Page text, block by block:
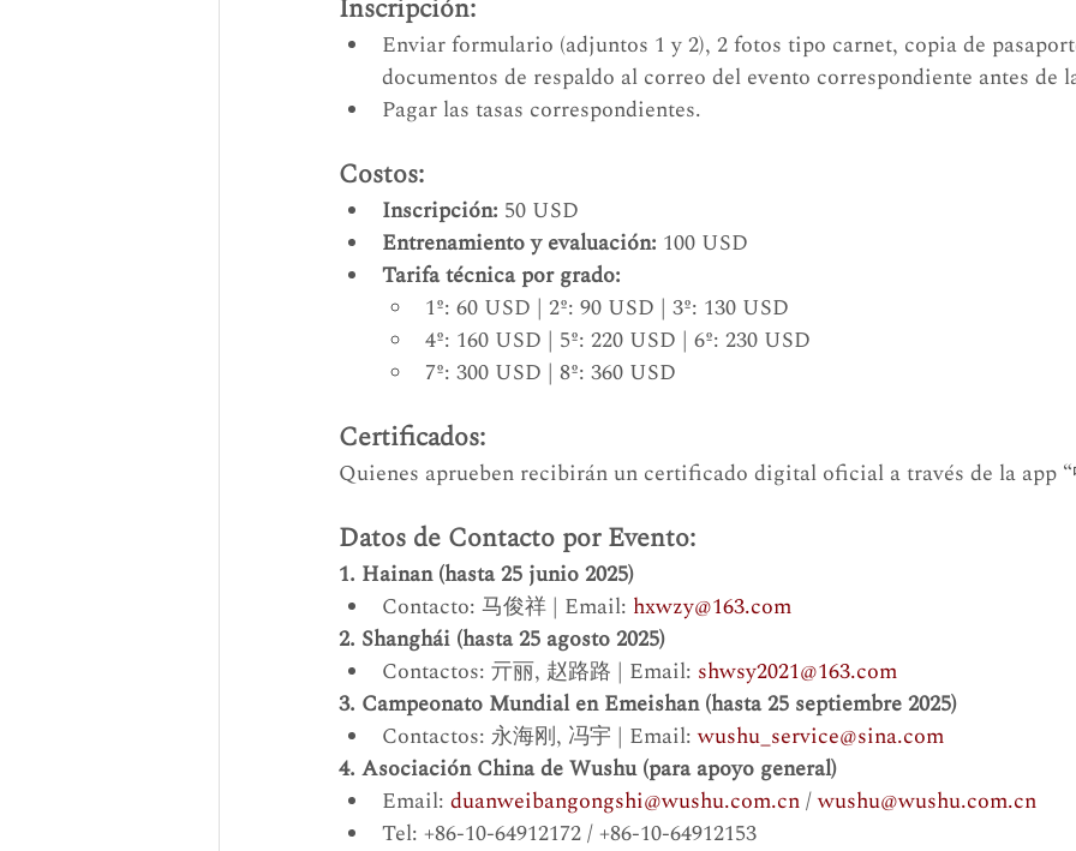
Inscripción:
Enviar formulario (adjuntos 1 y 2), 2 fotos tipo carnet, copia de
documentos de respaldo al correo del evento correspondiente antes de
Pagar las tasas correspondientes.
Costos:
Inscripción: 50 USD
Entrenamiento y evaluación: 100 USD
Tarifa técnica por grado:
1º: 60 USD | 2º: 90 USD | 3º: 130 USD
4º: 160 USD | 5º: 220 USD | 6º: 230 USD
7º: 300 USD | 8º: 360 USD
Certificados:
Quienes aprueben recibirán un certificado digital oficial a través de la app “
Datos de Contacto por Evento:
1. Hainan (hasta 25 junio 2025)
Contacto: 马俊祥 | Email: hxwzy@163.com
2. Shanghái (hasta 25 agosto 2025)
Contactos: 亓丽, 赵路路 | Email: shwsy2021@163.com
3. Campeonato Mundial en Emeishan (hasta 25 septiembre 2025)
Contactos: 永海刚, 冯宇 | Email: wushu_service@sina.com
4. Asociación China de Wushu (para apoyo general)
Email: duanweibangongshi@wushu.com.cn / wushu@wushu.com.cn
Tel: +86-10-64912172 / +86-10-64912153